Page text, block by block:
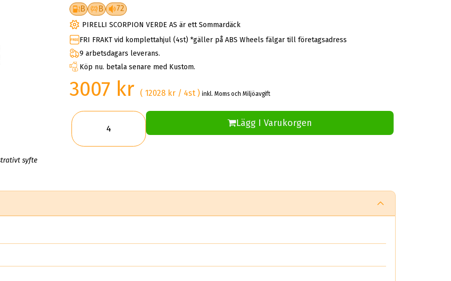
syfte
B B 72
PIRELLI SCORPION VERDE AS är ett Sommardäck
FRI FRAKT vid komplettahjul (4st) *gäller på ABS Wheels fälgar till företagsadress
9 arbetsdagars leverans.
Köp nu. betala senare med Kustom.
3007 kr ( 12028 kr / 4st )inkl. Moms och Miljöavgift
Lägg I Varukorgen